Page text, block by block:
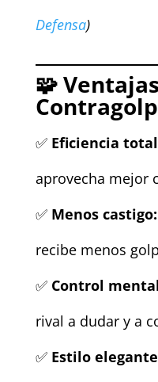
Defensa)
🧩
✅ Eficiencia
aprovecha mejor
✅ Menos castigo:
recibe menos
✅ Control
rival a dudar y a
✅ Estilo